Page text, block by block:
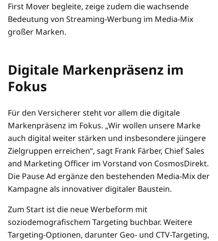
First Mover begleite, zeige zudem die wachsende
Bedeutung von Streaming-Werbung im Media-Mix
großer Marken.
Digitale Markenpräsenz im
Fokus
Für den Versicherer steht vor allem die digitale
Markenpräsenz im Fokus. „Wir wollen unsere Marke
auch digital weiter stärken und insbesondere jüngere
Zielgruppen erreichen“, sagt Frank Färber, Chief Sales
and Marketing Officer im Vorstand von CosmosDirekt.
Die Pause Ad ergänze den bestehenden Media-Mix der
Kampagne als innovativer digitaler Baustein.
Zum Start ist die neue Werbeform mit
soziodemografischem Targeting buchbar. Weitere
Targeting-Optionen, darunter Geo- und CTV-Targeting,